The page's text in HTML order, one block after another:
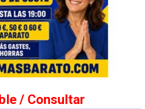
/ Consultar